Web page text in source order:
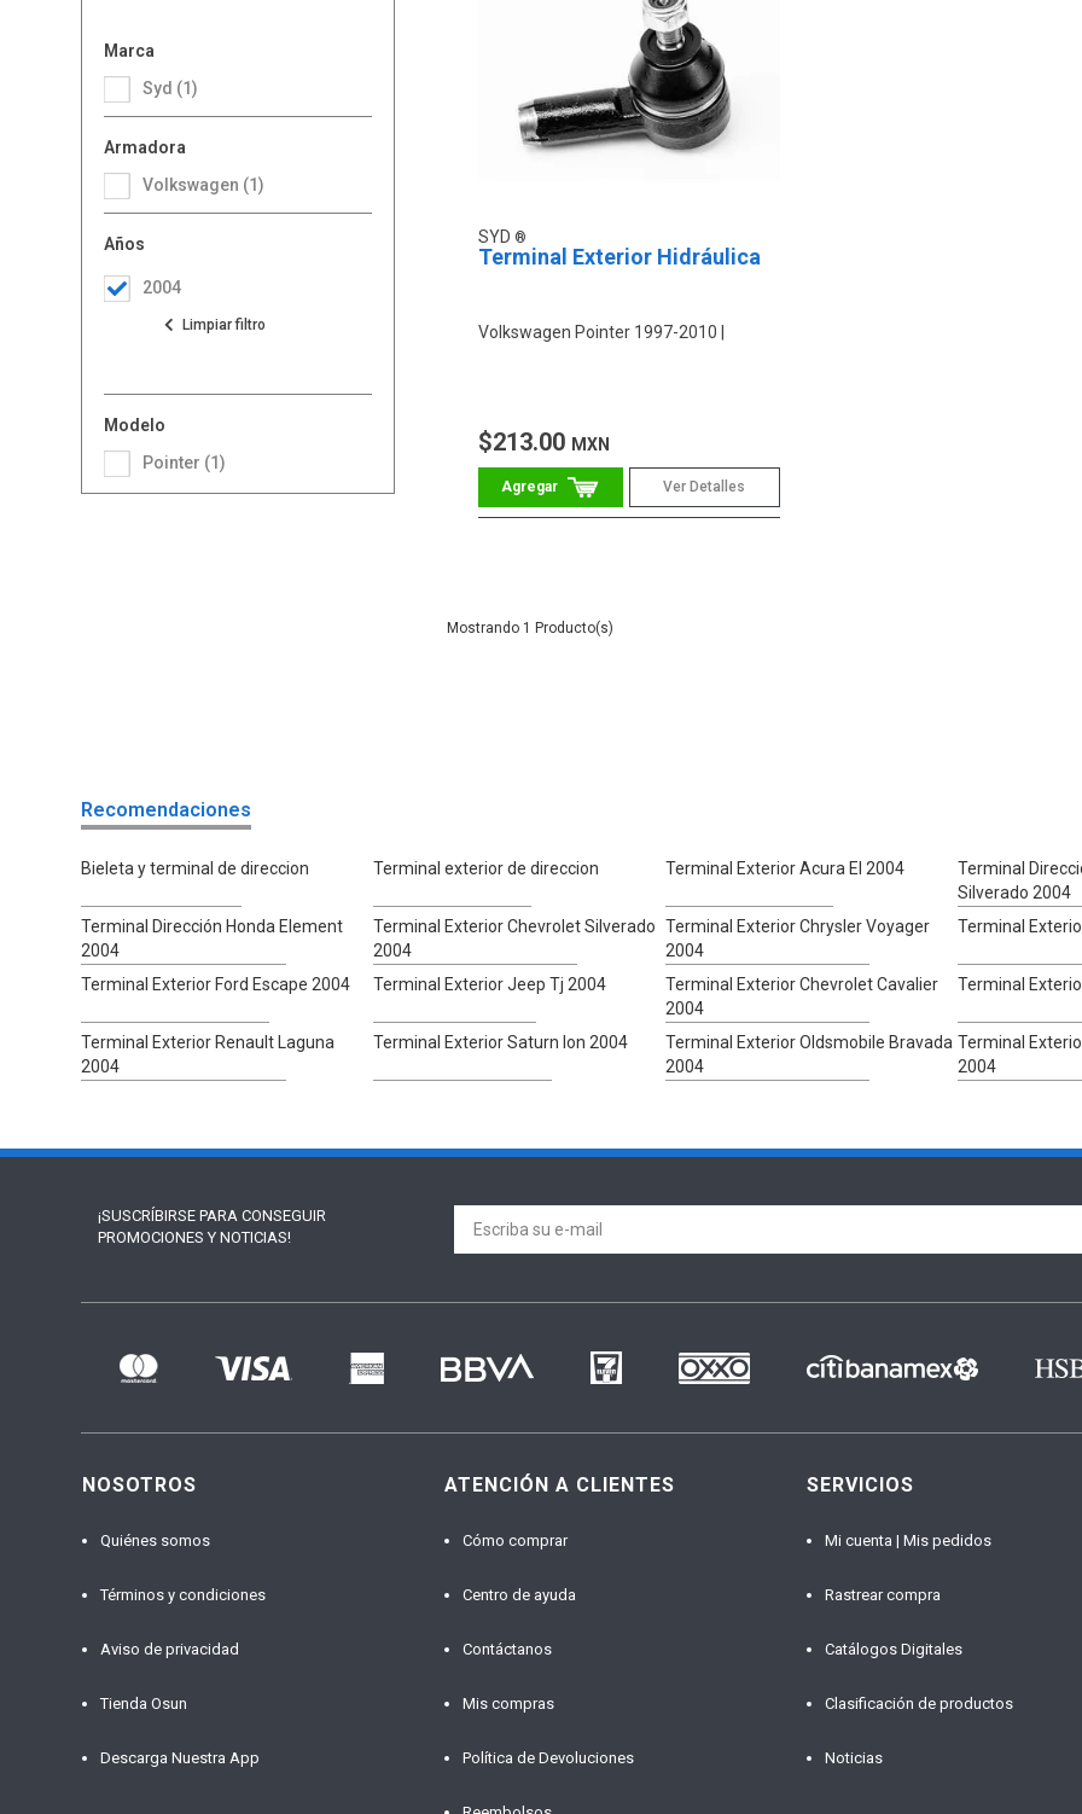
Marca
Syd (1)
Armadora
Volkswagen (1)
Modelo
Pointer (1)
Años
2004
SYD
Terminal Exterior Hidráulica
Volkswagen Pointer 1997-2010
$213.00 MXN
Ver Detalles
1
Recomendaciones
Bieleta y terminal de direccion Terminal exterior de direccion Terminal Exterior Acura El 2004
Terminal
Silverado 2004
Terminal Dirección Honda Element
2004
Terminal Exterior Chevrolet Silverado
2004
Terminal Exterior Chrysler Voyager
2004
Terminal
Terminal Exterior Ford Escape 2004
Terminal Exterior Jeep Tj 2004
Terminal Exterior Chevrolet Cavalier
2004
Terminal
Terminal Exterior Renault Laguna
2004
Terminal Exterior Saturn Ion 2004
Terminal Exterior Oldsmobile Bravada
2004
Terminal
2004
¡SUSCRÍBIRSE PARA CONSEGUIR
PROMOCIONES Y NOTICIAS!
NOSOTROS
Quiénes somos
Términos y condiciones
Aviso de privacidad
Tienda Osun
Descarga Nuestra App
ATENCIÓN A CLIENTES
Cómo comprar
Centro de ayuda
Contáctanos
Mis compras
Política de Devoluciones
SERVICIOS
Mi cuenta | Mis pedidos
Rastrear compra
Catálogos Digitales
Clasificación de productos
Noticias